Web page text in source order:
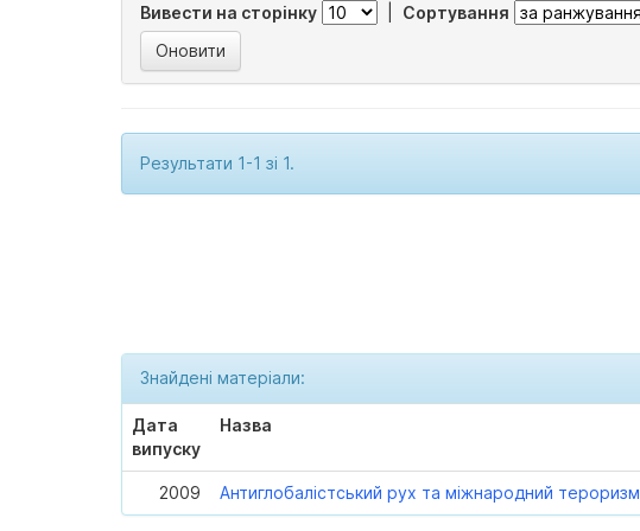
Вивести на сторінку Сортування
Результати 1-1 зі 1.
Знайдені матеріали:
Дата
випуску
Назва
2009 Антиглобалістський рух та міжнародний тероризм